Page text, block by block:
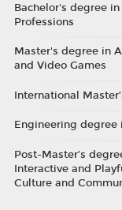
Bachelor's degree
Professions
Master's degree in
and Video Games
International
Engineering degree
Post-Master’s
Interactive and
Culture and